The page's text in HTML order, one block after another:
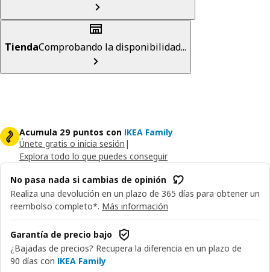
TiendaComprobando la disponibilidad...
Acumula 29 puntos con IKEA Family
Únete gratis o inicia sesión |
Explora todo lo que puedes conseguir
No pasa nada si cambias de opinión
Realiza una devolución en un plazo de 365 días para obtener un
reembolso completo*. Más información
Garantía de precio bajo
¿Bajadas de precios? Recupera la diferencia en un plazo de
90 días con IKEA Family